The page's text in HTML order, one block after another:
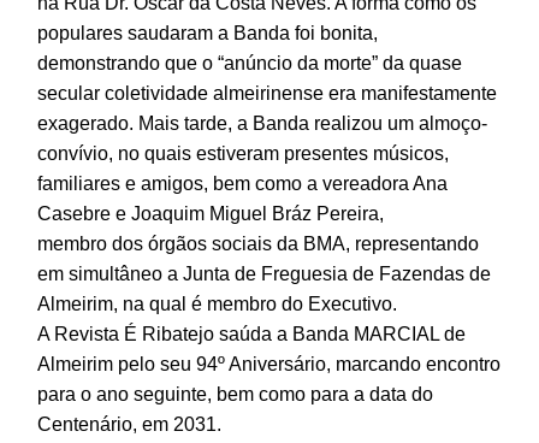
populares saudaram a Banda foi bonita,
demonstrando que o “anúncio da morte” da quase
secular coletividade almeirinense era manifestamente
exagerado. Mais tarde, a Banda realizou um almoço-
convívio, no quais estiveram presentes músicos,
familiares e amigos, bem como a vereadora Ana
Casebre e Joaquim Miguel Bráz Pereira,
membro dos órgãos sociais da BMA, representando
em simultâneo a Junta de Freguesia de Fazendas de
Almeirim, na qual é membro do Executivo.
A Revista É Ribatejo saúda a Banda MARCIAL de
Almeirim pelo seu 94º Aniversário, marcando encontro
para o ano seguinte, bem como para a data do
Centenário, em 2031.